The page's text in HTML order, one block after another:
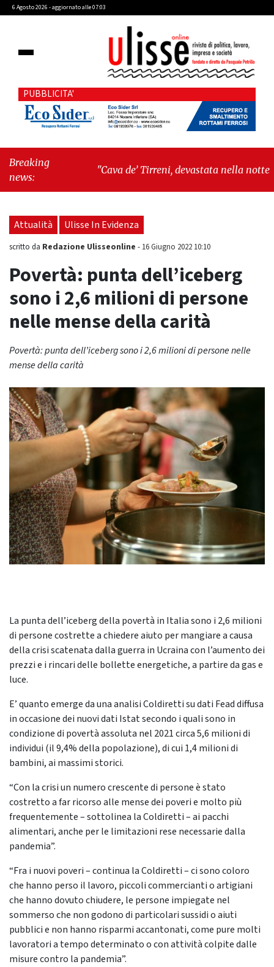
6 Agosto 2026 - aggiornato alle 07:03
PUBBLICITA'
Breaking
news:
"Cava de’ Tirreni, devastata nella notte la
fragilità sociali e pressioni economiche"
Attualità Ulisse In Evidenza
scritto da Redazione Ulisseonline - 16 Giugno 2022 10:10
Povertà: punta dell’iceberg
sono i 2,6 milioni di persone
nelle mense della carità
Povertà: punta dell’iceberg sono i 2,6 milioni di persone nelle
mense della carità
La punta dell’iceberg della povertà in Italia sono i 2,6 milioni
di persone costrette a chiedere aiuto per mangiare a causa
della crisi scatenata dalla guerra in Ucraina con l’aumento dei
prezzi e i rincari delle bollette energetiche, a partire da gas e
luce.
E’ quanto emerge da una analisi Coldiretti su dati Fead diffusa
in occasione dei nuovi dati Istat secondo i quali sono in
condizione di povertà assoluta nel 2021 circa 5,6 milioni di
individui (il 9,4% della popolazione), di cui 1,4 milioni di
bambini, ai massimi storici.
“Con la crisi un numero crescente di persone è stato
costretto a far ricorso alle mense dei poveri e molto più
frequentemente – sottolinea la Coldiretti – ai pacchi
alimentari, anche per le limitazioni rese necessarie dalla
pandemia”.
“Fra i nuovi poveri – continua la Coldiretti – ci sono coloro
che hanno perso il lavoro, piccoli commercianti o artigiani
che hanno dovuto chiudere, le persone impiegate nel
sommerso che non godono di particolari sussidi o aiuti
pubblici e non hanno risparmi accantonati, come pure molti
lavoratori a tempo determinato o con attività colpite dalle
misure contro la pandemia”.